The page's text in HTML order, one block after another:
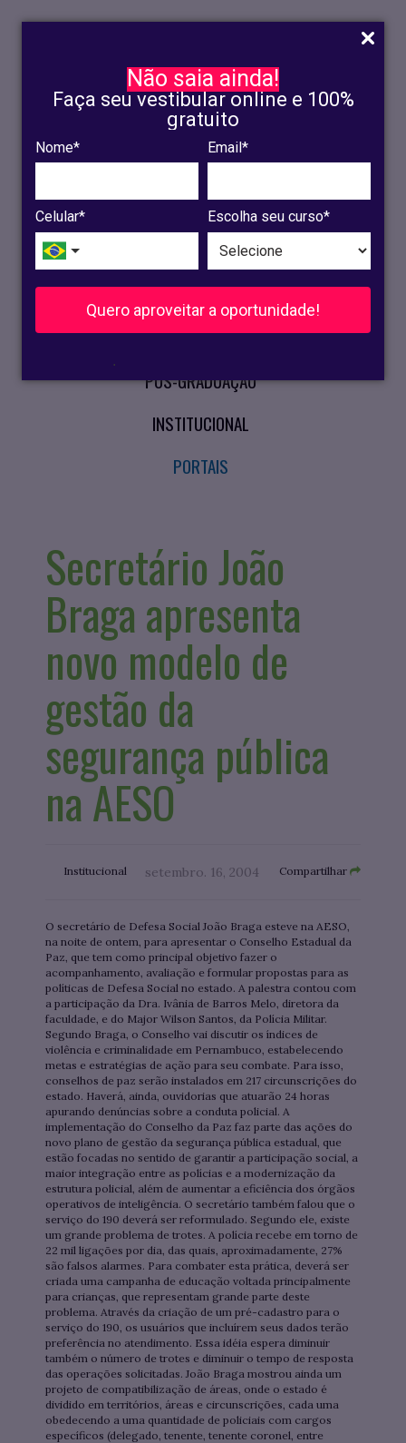
Não saia ainda!
Faça seu vestibular online e 100%
gratuito
Nome* Email*
Celular* Escolha seu curso*
Quero aproveitar a oportunidade!
.
INSCRIÇÃO
OLINDA
RECIFE
VESTIBULAR
CURSOS PRESENCIAIS
PÓS-GRADUAÇÃO
INSTITUCIONAL
PORTAIS
Secretário João
Braga apresenta
novo modelo de
gestão da
segurança pública
na AESO
Institucional setembro. 16, 2004 Compartilhar
O secretário de Defesa Social João Braga esteve na AESO,
na noite de ontem, para apresentar o Conselho Estadual da
Paz, que tem como principal objetivo fazer o
acompanhamento, avaliação e formular propostas para as
políticas de Defesa Social no estado. A palestra contou com
a participação da Dra. Ivânia de Barros Melo, diretora da
faculdade, e do Major Wilson Santos, da Polícia Militar.
Segundo Braga, o Conselho vai discutir os índices de
violência e criminalidade em Pernambuco, estabelecendo
metas e estratégias de ação para seu combate. Para isso,
conselhos de paz serão instalados em 217 circunscrições do
estado. Haverá, ainda, ouvidorias que atuarão 24 horas
apurando denúncias sobre a conduta policial. A
implementação do Conselho da Paz faz parte das ações do
novo plano de gestão da segurança pública estadual, que
estão focadas no sentido de garantir a participação social, a
maior integração entre as polícias e a modernização da
estrutura policial, além de aumentar a eficiência dos órgãos
operativos de inteligência. O secretário também falou que o
serviço do 190 deverá ser reformulado. Segundo ele, existe
um grande problema de trotes. A polícia recebe em torno de
22 mil ligações por dia, das quais, aproximadamente, 27%
são falsos alarmes. Para combater esta prática, deverá ser
criada uma campanha de educação voltada principalmente
para crianças, que representam grande parte deste
problema. Através da criação de um pré-cadastro para o
serviço do 190, os usuários que incluírem seus dados terão
preferência no atendimento. Essa idéia espera diminuir
também o número de trotes e diminuir o tempo de resposta
das operações solicitadas. João Braga mostrou ainda um
projeto de compatibilização de áreas, onde o estado é
dividido em territórios, áreas e circunscrições, cada uma
obedecendo a uma quantidade de policiais com cargos
específicos (delegado, tenente, tenente coronel, entre